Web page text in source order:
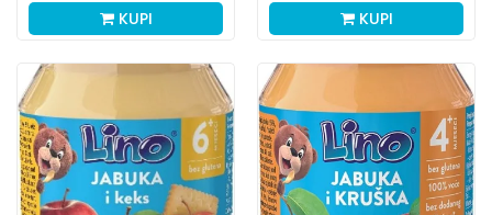
KUPI KUPI